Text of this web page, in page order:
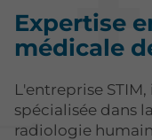
Expertise
médicale
L'entreprise
spécialisée dans
radiologie